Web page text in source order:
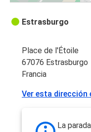
Estrasburgo
Place de l'Étoile
67076 Estrasburgo
Francia
Ver esta dirección
La